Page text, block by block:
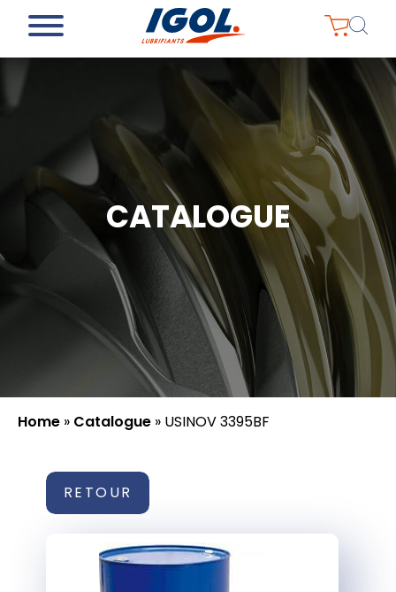
CATALOGUE
Home » Catalogue » USINOV 3395BF
RETOUR